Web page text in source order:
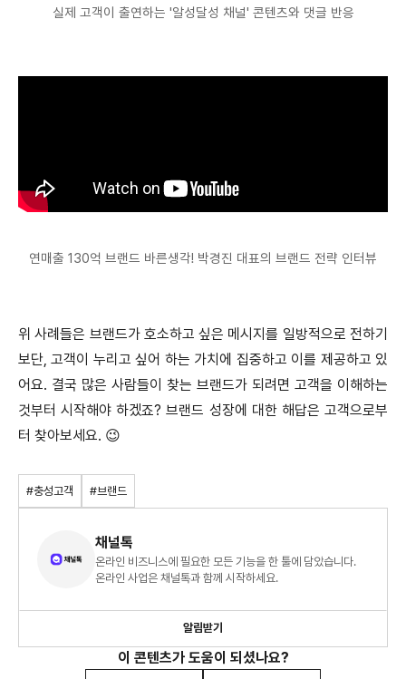
실제 고객이 출연하는 '알성달성 채널' 콘텐츠와 댓글 반응
연매출 130억 브랜드 바른생각! 박경진 대표의 브랜드 전략 인터뷰
위 사례들은 브랜드가 호소하고 싶은 메시지를 일방적으로 전하기
보단, 고객이 누리고 싶어 하는 가치에 집중하고 이를 제공하고 있
어요. 결국 많은 사람들이 찾는 브랜드가 되려면 고객을 이해하는
것부터 시작해야 하겠죠? 브랜드 성장에 대한 해답은 고객으로부
터 찾아보세요. 😉
#충성고객 #브랜드
채널톡
온라인 비즈니스에 필요한 모든 기능을 한 툴에 담았습니다.
온라인 사업은 채널톡과 함께 시작하세요.
알림받기
이 콘텐츠가 도움이 되셨나요?